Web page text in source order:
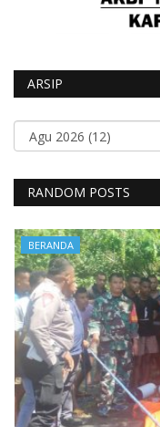
ARSIP
RANDOM POSTS
BERANDA